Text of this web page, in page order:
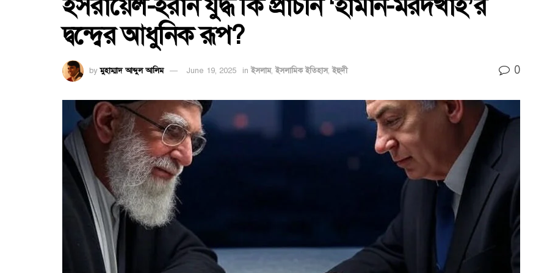
দ্বন্দ্বের আধুনিক রূপ?
by মুহাম্মাদ আব্দুল আলিম June 19, 2025 in ইসলাম,ইসলামিক ইতিহাস,ইহুদী 0